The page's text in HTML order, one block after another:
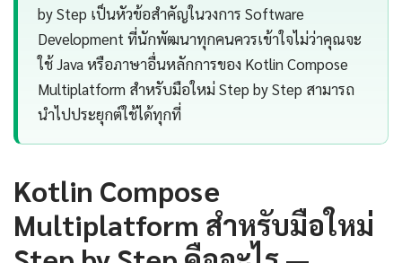
by Step เป็นหัวข้อสำคัญในวงการ Software
Development ที่นักพัฒนาทุกคนควรเข้าใจไม่ว่าคุณจะ
ใช้ Java หรือภาษาอื่นหลักการของ Kotlin Compose
Multiplatform สำหรับมือใหม่ Step by Step สามารถ
นำไปประยุกต์ใช้ได้ทุกที่
Kotlin Compose
Multiplatform สำหรับมือใหม่